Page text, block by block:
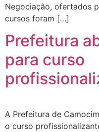
Negociação, ofertados
cursos foram […]
Prefeitura
para curso
A Prefeitura de
o curso